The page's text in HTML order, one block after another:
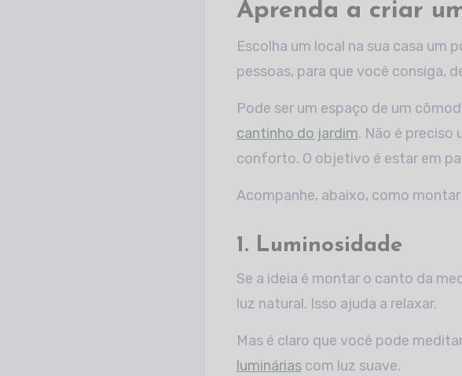
Aprenda a criar
Escolha um local na sua casa um
pessoas, para que você consiga,
Pode ser um espaço de um
cantinho do jardim. Não é preciso
conforto. O objetivo é estar em
Acompanhe, abaixo, como
1. Luminosidade
Se a ideia é montar o canto da
luz natural. Isso ajuda a relaxar.
Mas é claro que você pode
lumináriascom luz suave.